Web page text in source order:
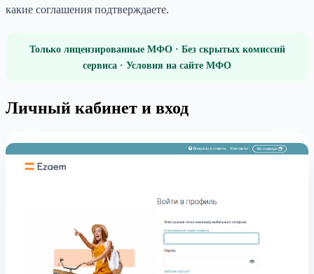
какие соглашения подтверждаете.
Только лицензированные МФО · Без скрытых комиссий
сервиса · Условия на сайте МФО
Личный кабинет и вход